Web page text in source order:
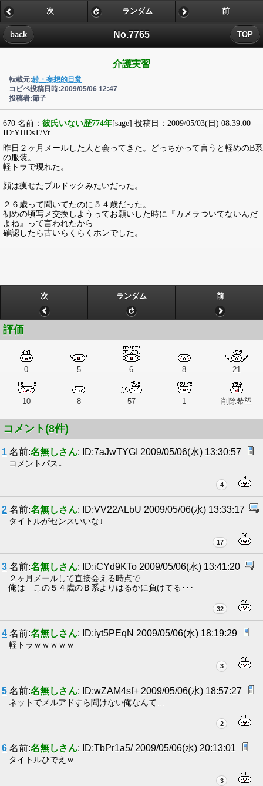
No.7765
back TOP
次 ランダム 前
介護実習
転載元:続・妄想的日常
コピペ投稿日時:2009/05/06 12:47
投稿者:節子
670 名前： 彼氏いない歴774年[sage] 投稿日：2009/05/03(日) 08:39:00
ID:YHDsT/Vr
昨日２ヶ月メールした人と会ってきた。どっちかって言うと軽めのB系
の服装。
軽トラで現れた。
顔は痩せたブルドックみたいだった。
２６歳って聞いてたのに５４歳だった。
初めの頃写メ交換しようってお願いした時に『カメラついてないんだ
よね』って言われたから
確認したら古いらくらくホンでした。
次 ランダム 前
評価
0 5 6 8 21
10 8 57 1 削除希望
コメント(8件)
1 名前:名無しさん: ID:7aJwTYGI 2009/05/06(水) 13:30:57
コメントパス↓
4
2 名前:名無しさん: ID:VV22ALbU 2009/05/06(水) 13:33:17
タイトルがセンスいいな↓
17
3 名前:名無しさん: ID:iCYd9KTo 2009/05/06(水) 13:41:20
２ヶ月メールして直接会える時点で
俺は この５４歳のＢ系よりはるかに負けてる･･･
32
4 名前:名無しさん: ID:iyt5PEqN 2009/05/06(水) 18:19:29
軽トラｗｗｗｗｗ
3
5 名前:名無しさん: ID:wZAM4sf+ 2009/05/06(水) 18:57:27
ネットでメルアドすら聞けない俺なんて…
2
6 名前:名無しさん: ID:TbPr1a5/ 2009/05/06(水) 20:13:01
タイトルひでえｗ
3